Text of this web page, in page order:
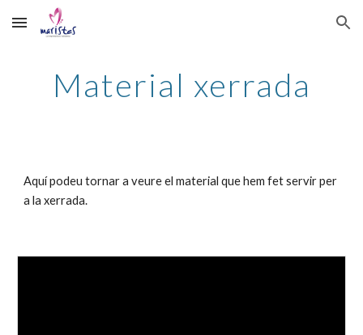
Skip to main content Skip to navigation
Material xerrada
Aquí podeu tornar a veure elmaterial que hem fet servir per
a la xerrada.